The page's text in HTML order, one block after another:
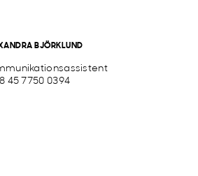
BJÖRKLUND
45 7750 0394